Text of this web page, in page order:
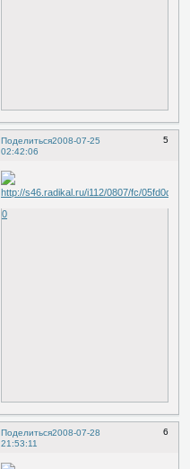
Поделиться 5
2008-07-25
02:42:06
0
Поделиться 6
2008-07-28
21:53:11